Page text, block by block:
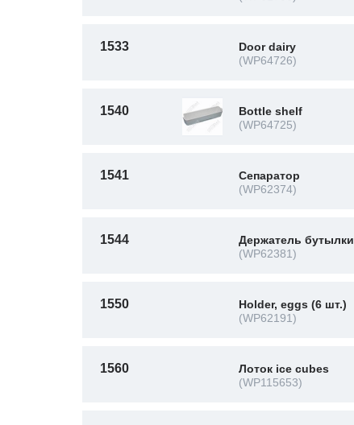
1533
Door dairy
(WP64726)
1540
Bottle shelf
(WP64725)
1541
Сепаратор
(WP62374)
1544
Держатель бутылки
(WP62381)
1550
Holder, eggs (6 шт.)
(WP62191)
1560
Лоток ice cubes
(WP115653)